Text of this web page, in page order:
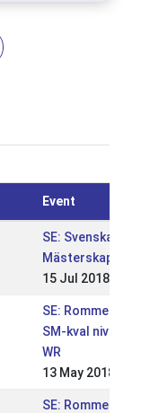
Event
SE: Svenska
Mästerskapen
15 Jul 2018
SE: Romme
SM-kval nivå 2
WR
13 May 2018
SE: Romme